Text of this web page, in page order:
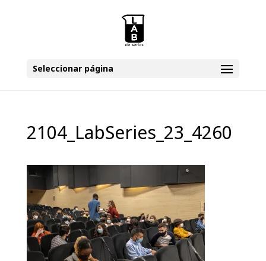
Seleccionar página
2104_LabSeries_23_4260